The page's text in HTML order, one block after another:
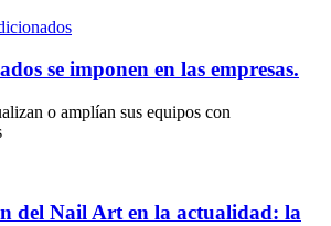
se imponen en las empresas.
o amplían sus equipos con
del Nail Art en la actualidad: la